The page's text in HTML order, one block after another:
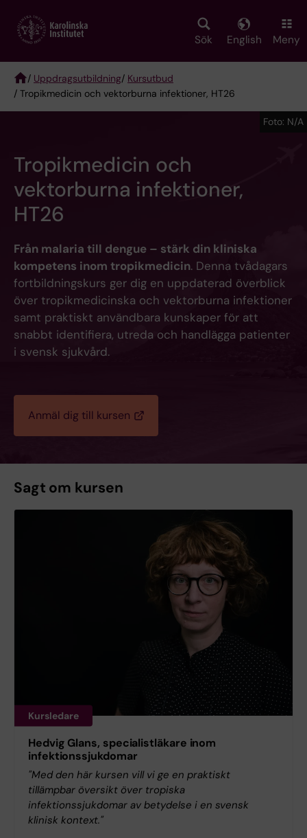
main
Sök English Meny
Breadcrumb
/ Uppdragsutbildning/ Kursutbud
/ Tropikmedicin och vektorburna infektioner, HT26
Foto: N/A
Tropikmedicin och
vektorburna infektioner,
HT26
Från malaria till dengue – stärk din kliniska
kompetens inom tropikmedicin. Denna tvådagars
fortbildningskurs ger dig en uppdaterad överblick
över tropikmedicinska och vektorburna infektioner
samt praktiskt användbara kunskaper för att
snabbt identifiera, utreda och handlägga patienter
i svensk sjukvård.
Anmäl dig till kursen
Sagt om kursen
Kursledare
Hedvig Glans, specialistläkare inom
infektionssjukdomar
"Med den här kursen vill vi ge en praktiskt
tillämpbar översikt över tropiska
infektionssjukdomar av betydelse i en svensk
klinisk kontext."